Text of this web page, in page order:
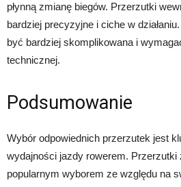
płynną zmianę biegów. Przerzutki
bardziej precyzyjne i ciche w
być bardziej skomplikowana i
technicznej.
Podsumowanie
Wybór odpowiednich przerzutek jest
wydajności jazdy rowerem. Przerzutki
popularnym wyborem ze względu na